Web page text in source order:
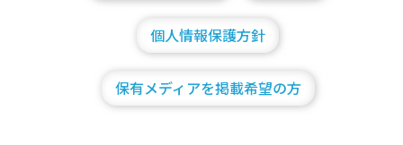
個人情報保護方針
保有メディアを掲載希望の方